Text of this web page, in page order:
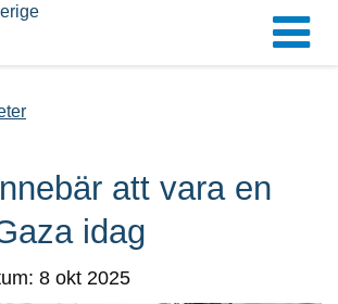
att vara en
idag
8 okt 2025